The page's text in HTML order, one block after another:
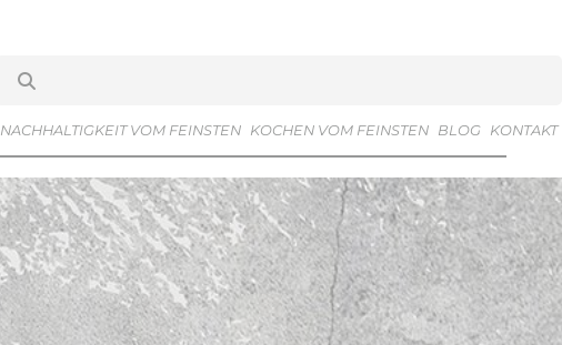
NACHHALTIGKEIT VOM FEINSTEN KOCHEN VOM FEINSTEN BLOG KONTAKT